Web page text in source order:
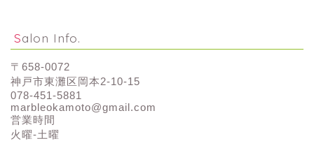
Salon Info.
〒658-0072
神戸市東灘区岡本2-10-15
078-451-5881
marbleokamoto@gmail.com
営業時間
火曜-土曜